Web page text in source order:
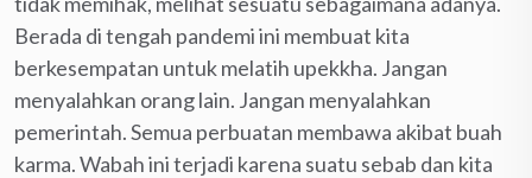
Berada di tengah pandemi ini membuat kita
berkesempatan untuk melatih upekkha. Jangan
menyalahkan orang lain. Jangan menyalahkan
pemerintah. Semua perbuatan membawa akibat buah
karma. Wabah ini terjadi karena suatu sebab dan kita